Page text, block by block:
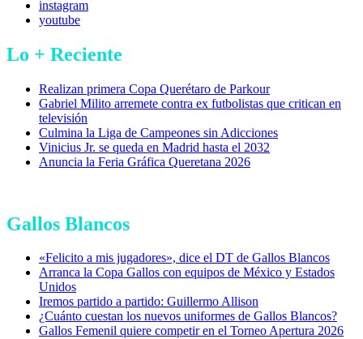
instagram
youtube
Lo + Reciente
Realizan primera Copa Querétaro de Parkour
Gabriel Milito arremete contra ex futbolistas que critican en
televisión
Culmina la Liga de Campeones sin Adicciones
Vinicius Jr. se queda en Madrid hasta el 2032
Anuncia la Feria Gráfica Queretana 2026
Gallos Blancos
«Felicito a mis jugadores», dice el DT de Gallos Blancos
Arranca la Copa Gallos con equipos de México y Estados
Unidos
Iremos partido a partido: Guillermo Allison
¿Cuánto cuestan los nuevos uniformes de Gallos Blancos?
Gallos Femenil quiere competir en el Torneo Apertura 2026